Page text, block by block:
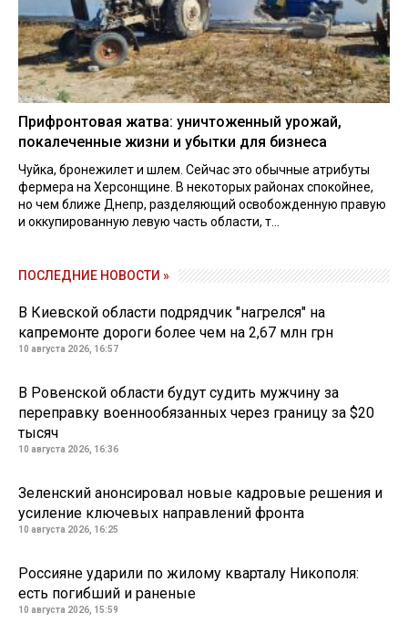
Прифронтовая жатва: уничтоженный урожай,
покалеченные жизни и убытки для бизнеса
Чуйка, бронежилет и шлем. Сейчас это обычные атрибуты
фермера на Херсонщине. В некоторых районах спокойнее,
но чем ближе Днепр, разделяющий освобожденную правую
и оккупированную левую часть области, т...
ПОСЛЕДНИЕ НОВОСТИ »
В Киевской области подрядчик "нагрелся" на
капремонте дороги более чем на 2,67 млн грн
10 августа 2026, 16:57
В Ровенской области будут судить мужчину за
переправку военнообязанных через границу за $20
тысяч
10 августа 2026, 16:36
Зеленский анонсировал новые кадровые решения и
усиление ключевых направлений фронта
10 августа 2026, 16:25
Россияне ударили по жилому кварталу Никополя:
есть погибший и раненые
10 августа 2026, 15:59